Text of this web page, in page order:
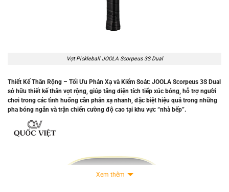
Vợt Pickleball JOOLA Scorpeus 3S Dual
Thiết Kế Thân Rộng – Tối Ưu Phản Xạ và Kiểm Soát: JOOLA Scorpeus 3S Dual
sở hữu thiết kế thân vợt rộng , giúp tăng diện tích tiếp xúc bóng, hỗ trợ người
chơi trong các tình huống cần phản xạ nhanh , đặc biệt hiệu quả trong những
pha bóng ngắn và trận chiến cường độ cao tại khu vực “nhà bếp”.
Xem thêm